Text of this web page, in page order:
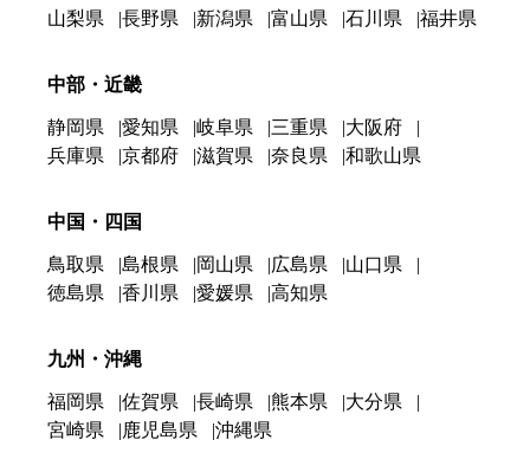
山梨県 長野県 新潟県 富山県 石川県 福井県
中部・近畿
静岡県 愛知県 岐阜県 三重県
大阪府
兵庫県
京都府 滋賀県 奈良県 和歌山県
中国・四国
鳥取県 島根県 岡山県 広島県
山口県
徳島県
香川県 愛媛県 高知県
九州・沖縄
福岡県 佐賀県 長崎県 熊本県
大分県
宮崎県
鹿児島県 沖縄県